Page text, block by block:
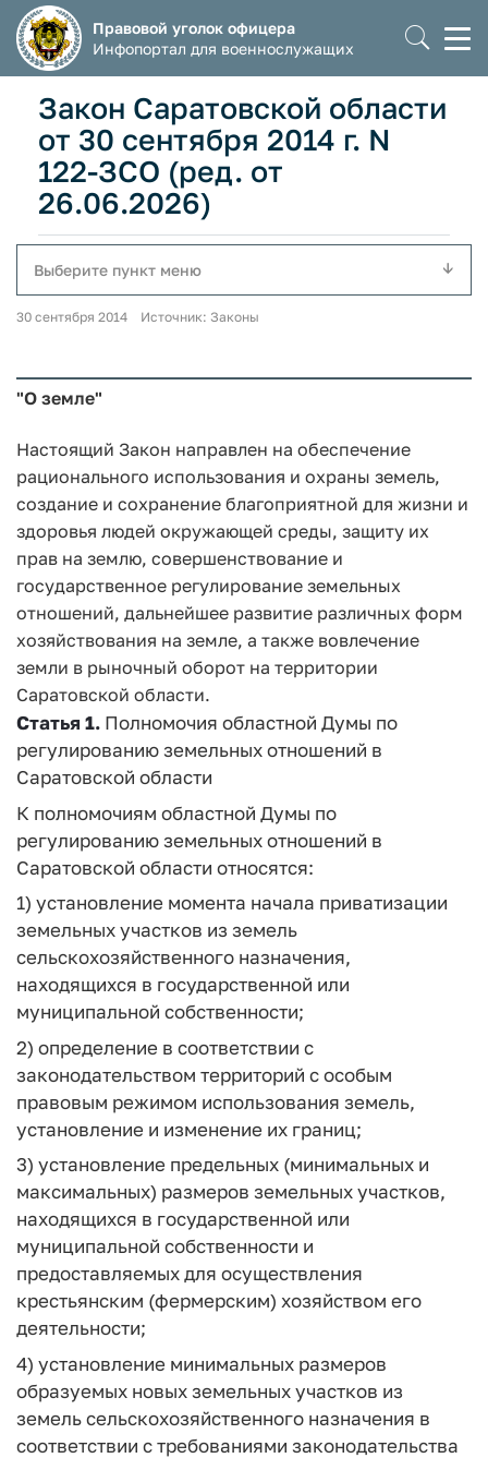
Правовой уголок офицера
Инфопортал для военнослужащих
Закон Саратовской области
от 30 сентября 2014 г. N
122-ЗСО (ред. от
26.06.2026)
Выберите пункт меню
30 сентября 2014 Источник: Законы
"О земле"
Настоящий Закон направлен на обеспечение
рационального использования и охраны земель,
создание и сохранение благоприятной для жизни и
здоровья людей окружающей среды, защиту их
прав на землю, совершенствование и
государственное регулирование земельных
отношений, дальнейшее развитие различных форм
хозяйствования на земле, а также вовлечение
земли в рыночный оборот на территории
Саратовской области.
Статья 1. Полномочия областной Думы по
регулированию земельных отношений в
Саратовской области
К полномочиям областной Думы по
регулированию земельных отношений в
Саратовской области относятся:
1) установление момента начала приватизации
земельных участков из земель
сельскохозяйственного назначения,
находящихся в государственной или
муниципальной собственности;
2) определение в соответствии с
законодательством территорий с особым
правовым режимом использования земель,
установление и изменение их границ;
3) установление предельных (минимальных и
максимальных) размеров земельных участков,
находящихся в государственной или
муниципальной собственности и
предоставляемых для осуществления
крестьянским (фермерским) хозяйством его
деятельности;
4) установление минимальных размеров
образуемых новых земельных участков из
земель сельскохозяйственного назначения в
соответствии с требованиями законодательства